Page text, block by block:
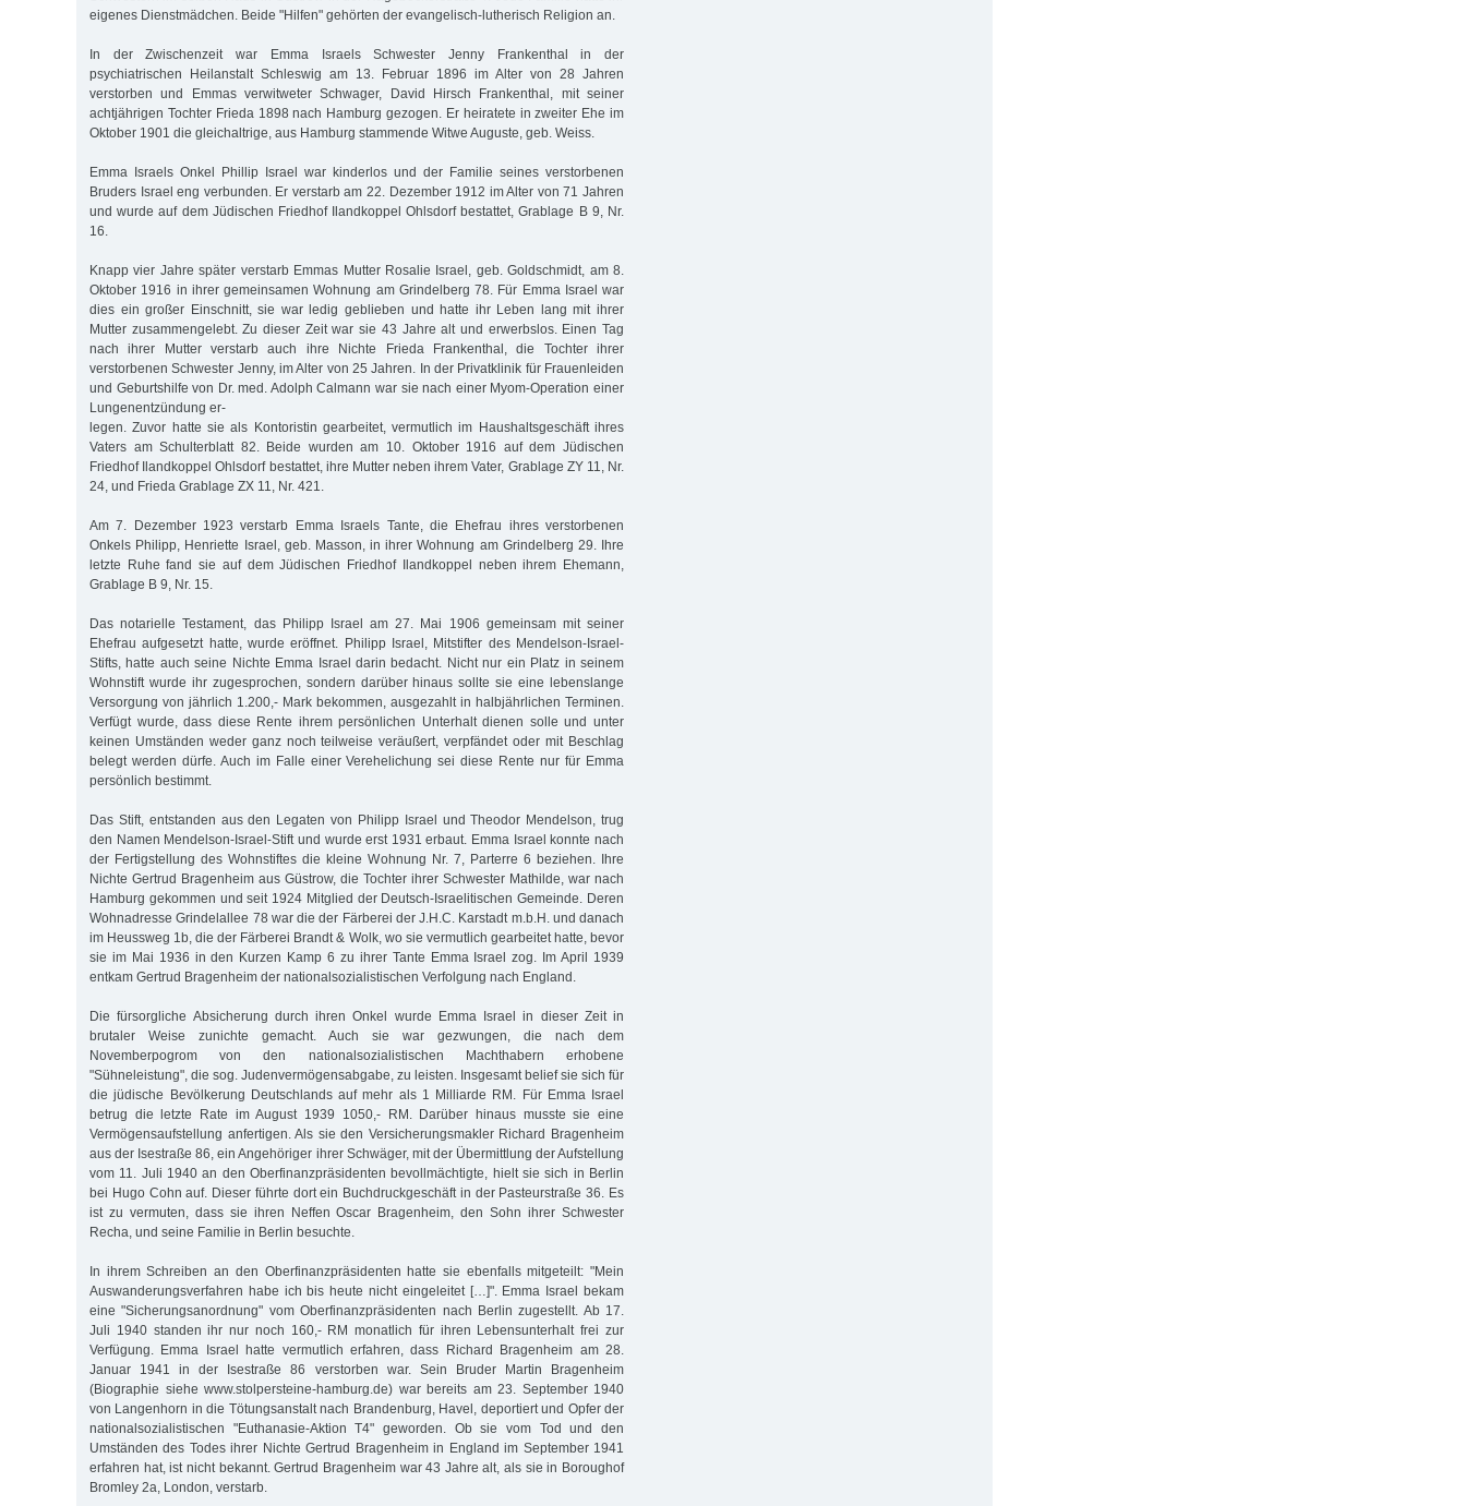
eigenes Dienstmädchen. Beide "Hilfen" gehörten der evangelisch-lutherisch Religion an.
In der Zwischenzeit war Emma Israels Schwester Jenny Frankenthal in der
psychiatrischen Heilanstalt Schleswig am 13. Februar 1896 im Alter von 28 Jahren
verstorben und Emmas verwitweter Schwager, David Hirsch Frankenthal, mit seiner
achtjährigen Tochter Frieda 1898 nach Hamburg gezogen. Er heiratete in zweiter Ehe im
Oktober 1901 die gleichaltrige, aus Hamburg stammende Witwe Auguste, geb. Weiss.
Emma Israels Onkel Phillip Israel war kinderlos und der Familie seines verstorbenen
Bruders Israel eng verbunden. Er verstarb am 22. Dezember 1912 im Alter von 71 Jahren
und wurde auf dem Jüdischen Friedhof Ilandkoppel Ohlsdorf bestattet, Grablage B 9, Nr.
16.
Knapp vier Jahre später verstarb Emmas Mutter Rosalie Israel, geb. Goldschmidt, am 8.
Oktober 1916 in ihrer gemeinsamen Wohnung am Grindelberg 78. Für Emma Israel war
dies ein großer Einschnitt, sie war ledig geblieben und hatte ihr Leben lang mit ihrer
Mutter zusammengelebt. Zu dieser Zeit war sie 43 Jahre alt und erwerbslos. Einen Tag
nach ihrer Mutter verstarb auch ihre Nichte Frieda Frankenthal, die Tochter ihrer
verstorbenen Schwester Jenny, im Alter von 25 Jahren. In der Privatklinik für Frauenleiden
und Geburtshilfe von Dr. med. Adolph Calmann war sie nach einer Myom-Operation einer
Lungenentzündung er-
legen. Zuvor hatte sie als Kontoristin gearbeitet, vermutlich im Haushaltsgeschäft ihres
Vaters am Schulterblatt 82. Beide wurden am 10. Oktober 1916 auf dem Jüdischen
Friedhof Ilandkoppel Ohlsdorf bestattet, ihre Mutter neben ihrem Vater, Grablage ZY 11, Nr.
24, und Frieda Grablage ZX 11, Nr. 421.
Am 7. Dezember 1923 verstarb Emma Israels Tante, die Ehefrau ihres verstorbenen
Onkels Philipp, Henriette Israel, geb. Masson, in ihrer Wohnung am Grindelberg 29. Ihre
letzte Ruhe fand sie auf dem Jüdischen Friedhof Ilandkoppel neben ihrem Ehemann,
Grablage B 9, Nr. 15.
Das notarielle Testament, das Philipp Israel am 27. Mai 1906 gemeinsam mit seiner
Ehefrau aufgesetzt hatte, wurde eröffnet. Philipp Israel, Mitstifter des Mendelson-Israel-
Stifts, hatte auch seine Nichte Emma Israel darin bedacht. Nicht nur ein Platz in seinem
Wohnstift wurde ihr zugesprochen, sondern darüber hinaus sollte sie eine lebenslange
Versorgung von jährlich 1.200,- Mark bekommen, ausgezahlt in halbjährlichen Terminen.
Verfügt wurde, dass diese Rente ihrem persönlichen Unterhalt dienen solle und unter
keinen Umständen weder ganz noch teilweise veräußert, verpfändet oder mit Beschlag
belegt werden dürfe. Auch im Falle einer Verehelichung sei diese Rente nur für Emma
persönlich bestimmt.
Das Stift, entstanden aus den Legaten von Philipp Israel und Theodor Mendelson, trug
den Namen Mendelson-Israel-Stift und wurde erst 1931 erbaut. Emma Israel konnte nach
der Fertigstellung des Wohnstiftes die kleine Wohnung Nr. 7, Parterre 6 beziehen. Ihre
Nichte Gertrud Bragenheim aus Güstrow, die Tochter ihrer Schwester Mathilde, war nach
Hamburg gekommen und seit 1924 Mitglied der Deutsch-Israelitischen Gemeinde. Deren
Wohnadresse Grindelallee 78 war die der Färberei der J.H.C. Karstadt m.b.H. und danach
im Heussweg 1b, die der Färberei Brandt & Wolk, wo sie vermutlich gearbeitet hatte, bevor
sie im Mai 1936 in den Kurzen Kamp 6 zu ihrer Tante Emma Israel zog. Im April 1939
entkam Gertrud Bragenheim der nationalsozialistischen Verfolgung nach England.
Die fürsorgliche Absicherung durch ihren Onkel wurde Emma Israel in dieser Zeit in
brutaler Weise zunichte gemacht. Auch sie war gezwungen, die nach dem
Novemberpogrom von den nationalsozialistischen Machthabern erhobene
"Sühneleistung", die sog. Judenvermögensabgabe, zu leisten. Insgesamt belief sie sich für
die jüdische Bevölkerung Deutschlands auf mehr als 1 Milliarde RM. Für Emma Israel
betrug die letzte Rate im August 1939 1050,- RM. Darüber hinaus musste sie eine
Vermögensaufstellung anfertigen. Als sie den Versicherungsmakler Richard Bragenheim
aus der Isestraße 86, ein Angehöriger ihrer Schwäger, mit der Übermittlung der Aufstellung
vom 11. Juli 1940 an den Oberfinanzpräsidenten bevollmächtigte, hielt sie sich in Berlin
bei Hugo Cohn auf. Dieser führte dort ein Buchdruckgeschäft in der Pasteurstraße 36. Es
ist zu vermuten, dass sie ihren Neffen Oscar Bragenheim, den Sohn ihrer Schwester
Recha, und seine Familie in Berlin besuchte.
In ihrem Schreiben an den Oberfinanzpräsidenten hatte sie ebenfalls mitgeteilt: "Mein
Auswanderungsverfahren habe ich bis heute nicht eingeleitet […]". Emma Israel bekam
eine "Sicherungsanordnung" vom Oberfinanzpräsidenten nach Berlin zugestellt. Ab 17.
Juli 1940 standen ihr nur noch 160,- RM monatlich für ihren Lebensunterhalt frei zur
Verfügung. Emma Israel hatte vermutlich erfahren, dass Richard Bragenheim am 28.
Januar 1941 in der Isestraße 86 verstorben war. Sein Bruder Martin Bragenheim
(Biographie siehe www.stolpersteine-hamburg.de) war bereits am 23. September 1940
von Langenhorn in die Tötungsanstalt nach Brandenburg, Havel, deportiert und Opfer der
nationalsozialistischen "Euthanasie-Aktion T4" geworden. Ob sie vom Tod und den
Umständen des Todes ihrer Nichte Gertrud Bragenheim in England im September 1941
erfahren hat, ist nicht bekannt. Gertrud Bragenheim war 43 Jahre alt, als sie in Boroughof
Bromley 2a, London, verstarb.